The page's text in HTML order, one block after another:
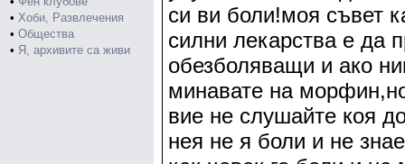
• Хоби, Развлечения
• Общества
• Я, архивите са живи
си ви боли!моя съвет
силни лекарства е да
обезболяващи и ако
минавате на
вие не слушайте коя
нея не я боли и не